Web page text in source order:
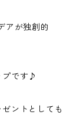
アが独創的
プです♪
ントとしても